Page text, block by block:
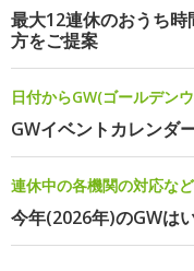
最大12連休のおうち
方をご提案
日付からGW(ゴールデン
GWイベントカレンダ
連休中の各機関の対応な
今年(2026年)のGWは